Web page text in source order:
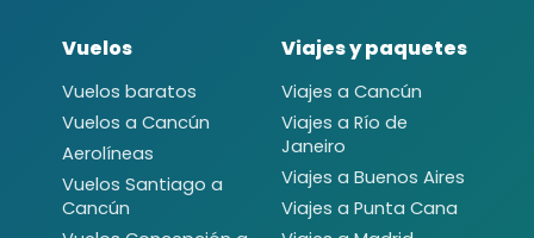
Vuelos
Vuelos baratos
Vuelos a Cancún
Aerolíneas
Vuelos Santiago a
Cancún
Viajes y paquetes
Viajes a Cancún
Viajes a Río de
Janeiro
Viajes a Buenos Aires
Viajes a Punta Cana